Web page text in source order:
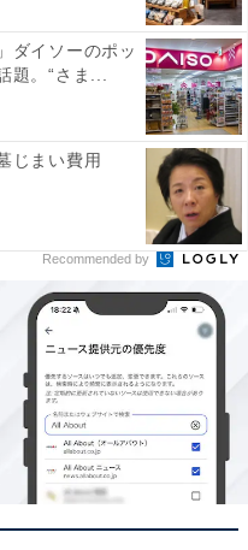
の人気商品5選
1000 New 1070Wh
る
ダイソーのポッ
題。“さま...
じまい費用
Recommended by